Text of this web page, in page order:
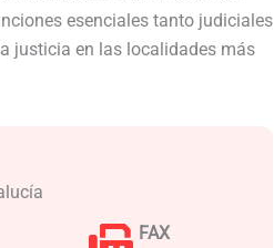
esenciales tanto judiciales
justicia en las localidades más
FAX